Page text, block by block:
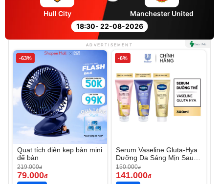
18:30- 22-08-2026
Hull City Manchester United
ADVERTISEMENT
-63%
Quạt tích điện kẹp bàn mini
để bàn
219.000đ
79.000đ
-6%
Serum Vaseline Gluta-Hya
Dưỡng Da Sáng Mịn Sau 7
Ngày
150.000đ
141.000đ